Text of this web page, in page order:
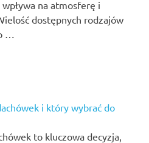
na atmosferę i
dostępnych rodzajów
…
i który wybrać do
to kluczowa decyzja,